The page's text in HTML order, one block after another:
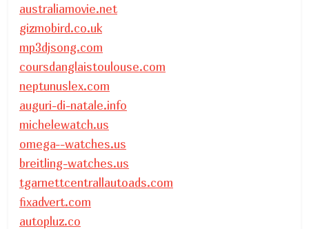
australiamovie.net
gizmobird.co.uk
mp3djsong.com
coursdanglaistoulouse.com
neptunuslex.com
auguri-di-natale.info
michelewatch.us
omega--watches.us
breitling-watches.us
tgarnettcentrallautoads.com
fixadvert.com
autopluz.co